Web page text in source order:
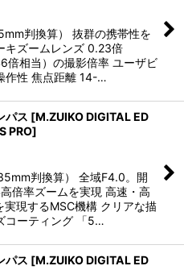
判換算） 抜群の携帯性を
キズームレンズ 0.23倍
倍相当）の撮影倍率 ユーザビ
作性 焦点距離 14-…
パス [M.ZUIKO DIGITAL ED
PRO]
判換算） 全域F4.0。開
倍率ズームを実現 高速・高
実現するMSC機構 クリアな描
コーティング 「5…
パス [M.ZUIKO DIGITAL ED